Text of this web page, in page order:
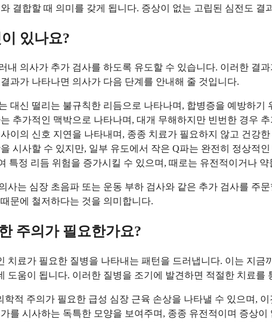
결합할 때 의미를 갖게 됩니다. 증상이 없는 고립된 심전도
있나요?
내 의사가 추가 검사를 하도록 유도할 수 있습니다. 이러한 결
과가 나타나면 의사가 다음 단계를 안내해 줄 것입니다.
대신 떨리는 불규칙한 리듬으로 나타나며, 합병증을 예방하
추가적인 맥박으로 나타나며, 대개 무해하지만 빈번한 경우
이의 신호 지연을 나타내며, 종종 치료가 필요하지 않고 건강
시사할 수 있지만, 일부 유도에서 작은 Q파는 완전히 정상적
특정 리듬 위험을 증가시킬 수 있으며, 때로는 유전적이거나
사는 심장 초음파 또는 운동 부하 검사와 같은 추가 검사를 주
문에 철저하다는 것을 의미합니다.
주의가 필요한가요?
치료가 필요한 질병을 나타내는 패턴을 드러냅니다. 이는 지
도움이 됩니다. 이러한 질병을 조기에 발견하면 적절한 치료
학적 주의가 필요한 급성 심장 근육 손상을 나타낼 수 있으며,
를 시사하는 독특한 모양을 보여주며, 종종 유전적이며 증상